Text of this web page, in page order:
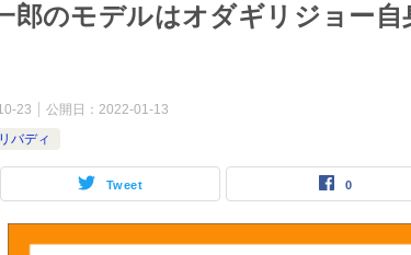
郎のモデルはオダギリジョー
23 公開日： 2022-01-13
バディ
Tweet 0